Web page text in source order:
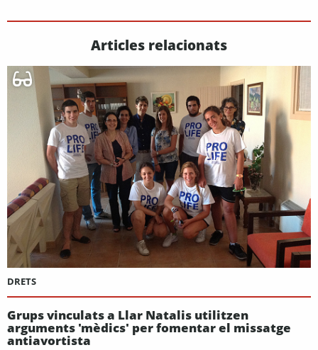
Articles relacionats
DRETS
Grups vinculats a Llar Natalis utilitzen
arguments 'mèdics' per fomentar el missatge
antiavortista